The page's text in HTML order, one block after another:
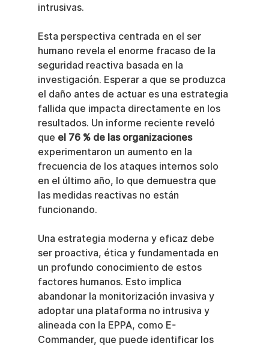
intrusivas.
Esta perspectiva centrada en el ser
humano revela el enorme fracaso de la
seguridad reactiva basada en la
investigación. Esperar a que se produzca
el daño antes de actuar es una estrategia
fallida que impacta directamente en los
resultados. Un informe reciente reveló
que el 76 % de las organizaciones
experimentaron un aumento en la
frecuencia de los ataques internos solo
en el último año, lo que demuestra que
las medidas reactivas no están
funcionando.
Una estrategia moderna y eficaz debe
ser proactiva, ética y fundamentada en
un profundo conocimiento de estos
factores humanos. Esto implica
abandonar la monitorización invasiva y
adoptar una plataforma no intrusiva y
alineada con la EPPA, como E-
Commander, que puede identificar los